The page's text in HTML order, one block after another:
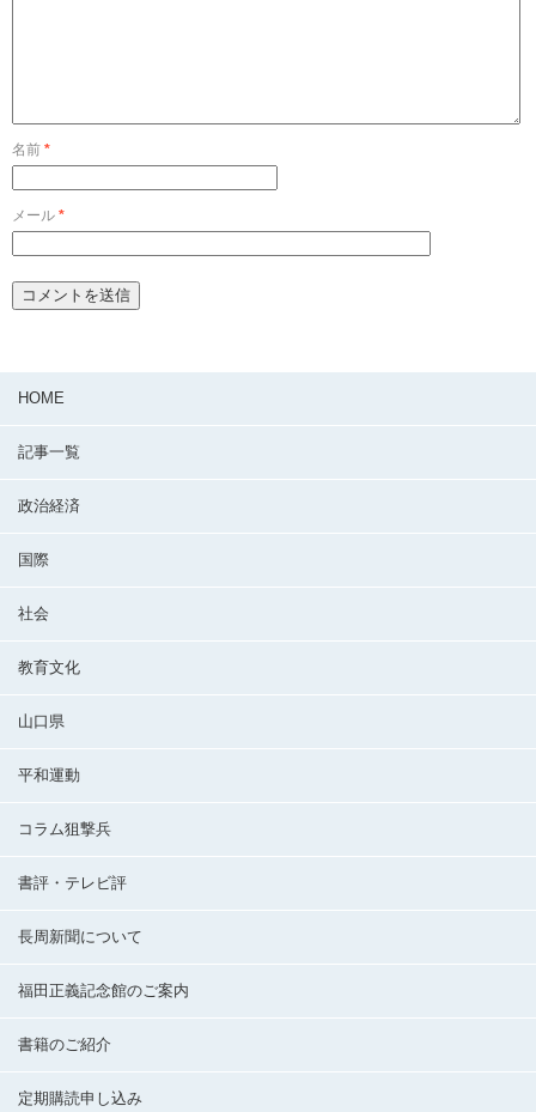
名前 *
メール *
HOME
記事一覧
政治経済
国際
社会
教育文化
山口県
平和運動
コラム狙撃兵
書評・テレビ評
長周新聞について
福田正義記念館のご案内
書籍のご紹介
定期購読申し込み